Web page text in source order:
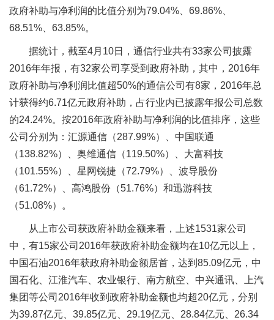
政府补助与净利润的比值分别为79.04%、69.86%、
68.51%、63.85%。
据统计，截至4月10日，通信行业共有33家公司披露
2016年年报，有32家公司享受到政府补助，其中，2016年
政府补助与净利润比值超50%的通信公司有8家，2016年总
计获得约6.71亿元政府补助，占行业内已披露年报公司总数
的24.24%。按2016年政府补助与净利润的比值排序，这些
公司分别为：汇源通信（287.99%）、中国联通
（138.82%）、奥维通信（119.50%）、大富科技
（101.55%）、星网锐捷（72.79%）、波导股份
（61.72%）、高鸿股份（51.76%）和迅游科技
（51.08%）。
从上市公司获政府补助金额来看，上述1531家公司
中，有15家公司2016年获政府补助金额均在10亿元以上，
中国石油2016年获政府补助金额居首，达到85.09亿元，中
国石化、江淮汽车、农业银行、南方航空、中兴通讯、上汽
集团等公司2016年收到政府补助金额也均超20亿元，分别
为39.87亿元、39.85亿元、29.19亿元、28.84亿元、26.34